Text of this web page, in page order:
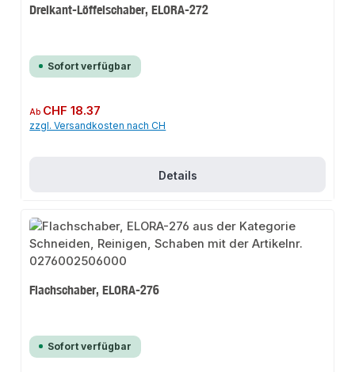
Dreikant-Löffelschaber, ELORA-272
Sofort verfügbar
Regulärer Preis:
Ab CHF 18.37
zzgl. Versandkosten nach CH
Details
Flachschaber, ELORA-276
Sofort verfügbar